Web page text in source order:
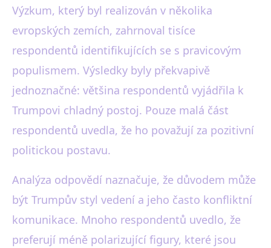
Výzkum, který byl realizován v několika
evropských zemích, zahrnoval tisíce
respondentů identifikujících se s pravicovým
populismem. Výsledky byly překvapivě
jednoznačné: většina respondentů vyjádřila k
Trumpovi chladný postoj. Pouze malá část
respondentů uvedla, že ho považují za pozitivní
politickou postavu.
Analýza odpovědí naznačuje, že důvodem může
být Trumpův styl vedení a jeho často konfliktní
komunikace. Mnoho respondentů uvedlo, že
preferují méně polarizující figury, které jsou